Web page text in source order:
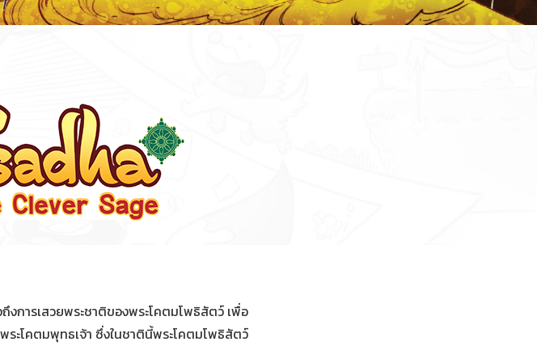
งการเสวยพระชาติของพระโคตมโพธิสัตว์ เพื่อ
โคตมพุทธเจ้า ซึ่งในชาตินี้พระโคตมโพธิสัตว์